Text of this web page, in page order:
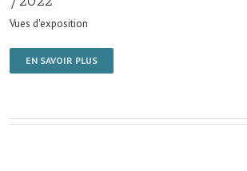
Vues d'exposition
EN SAVOIR PLUS